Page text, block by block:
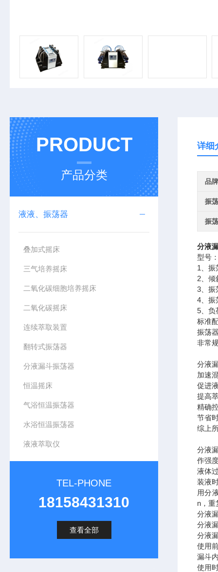
PRODUCT
产品分类
液液、振荡器
叠加式摇床
三气培养摇床
二氧化碳细胞培养摇床
二氧化碳摇床
连续萃取装置
翻转式振荡器
分液漏斗振荡器
恒温摇床
气浴恒温振荡器
水浴恒温振荡器
液液萃取仪
TEL-PHONE
18158431310
查看全部
详细
品牌
振
振
分液
型号
1、振
2、倾
3、振
4、振
5、负
标准
振荡
非常
分液
加速
促进
提高
精确
节省
综上
分液
作强
液体
装液
用分
n，重
分液
分液
分液
使用
漏斗
使用